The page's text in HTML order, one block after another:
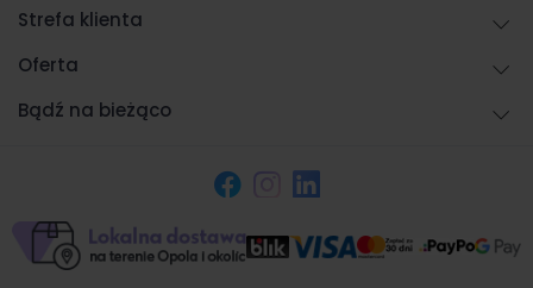
Strefa klienta
Oferta
Bądź na bieżąco